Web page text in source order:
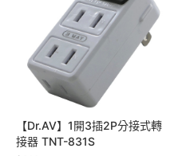
【Dr.AV】1開3插2P分接式轉
接器 TNT-831S